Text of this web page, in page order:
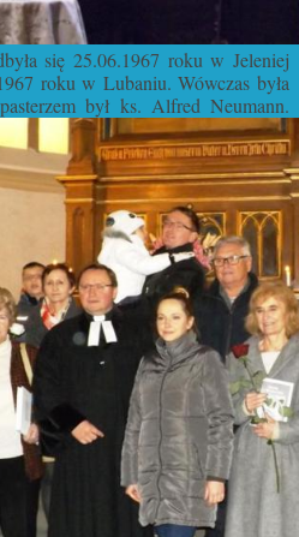
się 25.06.1967 roku w Jeleniej
roku w Lubaniu. Wówczas była
był ks. Alfred Neumann.